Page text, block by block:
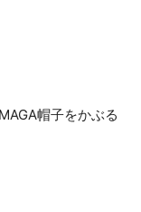
帽子をかぶる